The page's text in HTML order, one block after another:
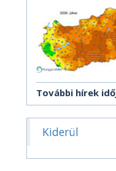
További hírek
Kiderül